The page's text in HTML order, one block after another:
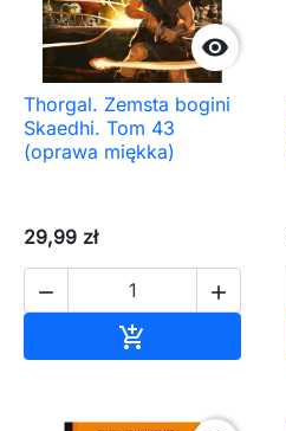

Thorgal. Zemsta bogini
Skaedhi. Tom 43
(oprawa miękka)
29,99 zł
 
